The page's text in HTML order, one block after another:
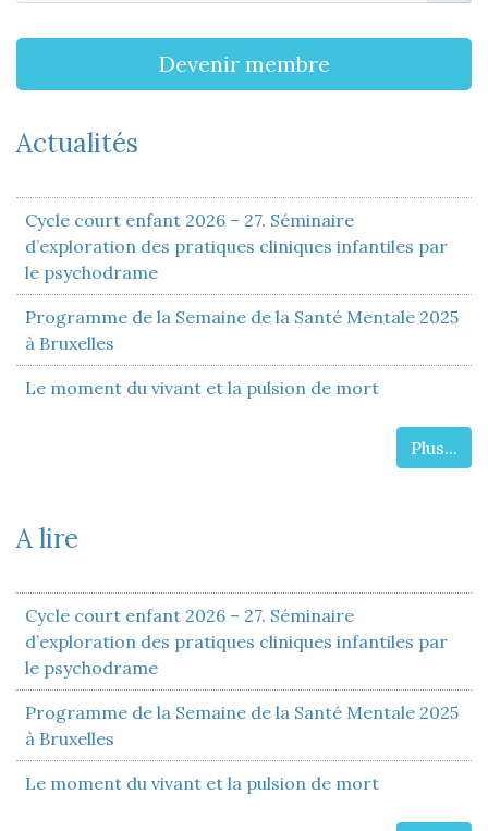
Devenir membre
Actualités
Cycle court enfant 2026 – 27. Séminaire
d’exploration des pratiques cliniques infantiles par
le psychodrame
Programme de la Semaine de la Santé Mentale 2025
à Bruxelles
Le moment du vivant et la pulsion de mort
Plus...
A lire
Cycle court enfant 2026 – 27. Séminaire
d’exploration des pratiques cliniques infantiles par
le psychodrame
Programme de la Semaine de la Santé Mentale 2025
à Bruxelles
Le moment du vivant et la pulsion de mort